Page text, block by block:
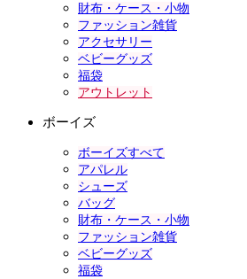
財布・ケース・小物
ファッション雑貨
アクセサリー
ベビーグッズ
福袋
アウトレット
ボーイズ
ボーイズすべて
アパレル
シューズ
バッグ
財布・ケース・小物
ファッション雑貨
ベビーグッズ
福袋